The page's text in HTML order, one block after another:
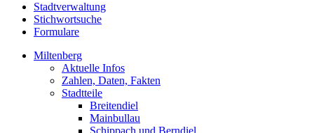
Stadtverwaltung
Stichwortsuche
Formulare
Miltenberg
Aktuelle Infos
Zahlen, Daten, Fakten
Stadtteile
Breitendiel
Mainbullau
Schippach und Berndiel